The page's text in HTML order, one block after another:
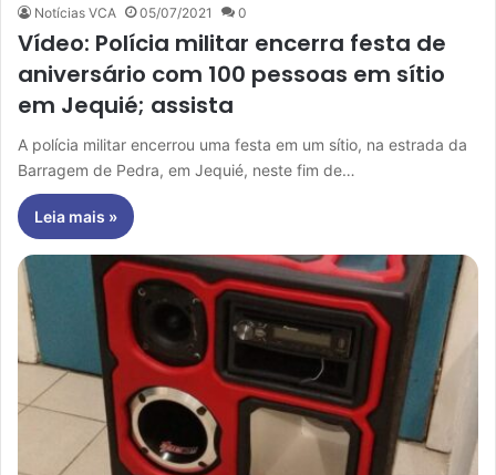
Notícias VCA 05/07/2021 0
Vídeo: Polícia militar encerra festa de
aniversário com 100 pessoas em sítio
em Jequié; assista
A polícia militar encerrou uma festa em um sítio, na estrada da
Barragem de Pedra, em Jequié, neste fim de…
Leia mais »